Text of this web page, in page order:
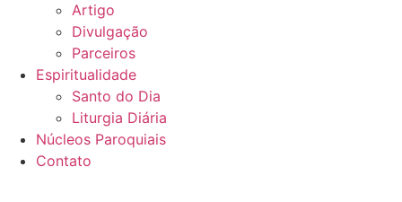
Artigo
Divulgação
Parceiros
Espiritualidade
Santo do Dia
Liturgia Diária
Núcleos Paroquiais
Contato